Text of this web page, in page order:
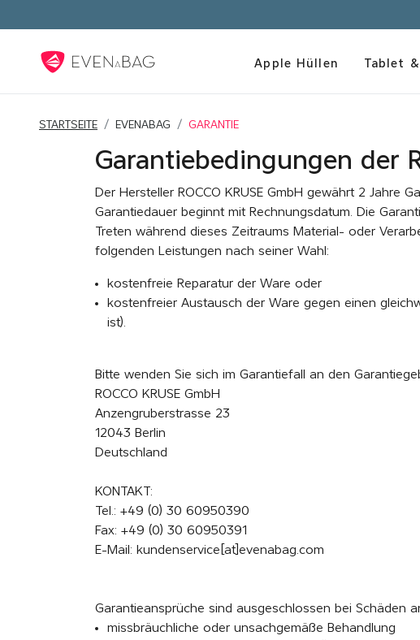
Kostenloser
Apple Hüllen Tablet
STARTSEITE EVENABAG GARANTIE
Garantiebedingungen der
Der Hersteller ROCCO KRUSE GmbH gewährt 2
Garantiedauer beginnt mit Rechnungsdatum. Die
Treten während dieses Zeitraums Material- oder
folgenden Leistungen nach seiner Wahl:
kostenfreie Reparatur der Ware oder
kostenfreier Austausch der Ware gegen einen
ist).
Bitte wenden Sie sich im Garantiefall an den
ROCCO KRUSE GmbH
Anzengruberstrasse 23
12043 Berlin
Deutschland
KONTAKT:
Tel.: +49 (0) 30 60950390
Fax: +49 (0) 30 60950391
E-Mail: kundenservice[at]evenabag.com
Garantieansprüche sind ausgeschlossen bei Schäden
missbräuchliche oder unsachgemäße Behandlung